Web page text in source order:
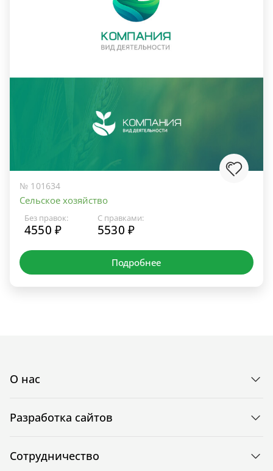
№ 101634
Сельское хозяйство
Без правок:
4550 ₽
С правками:
5530 ₽
Подробнее
О нас
Разработка сайтов
Сотрудничество